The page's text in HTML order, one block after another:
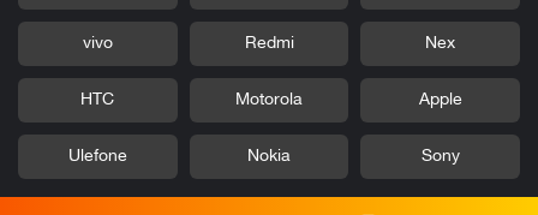
Nex
Redmi
vivo
Apple
Motorola
HTC
Sony
Nokia
Ulefone